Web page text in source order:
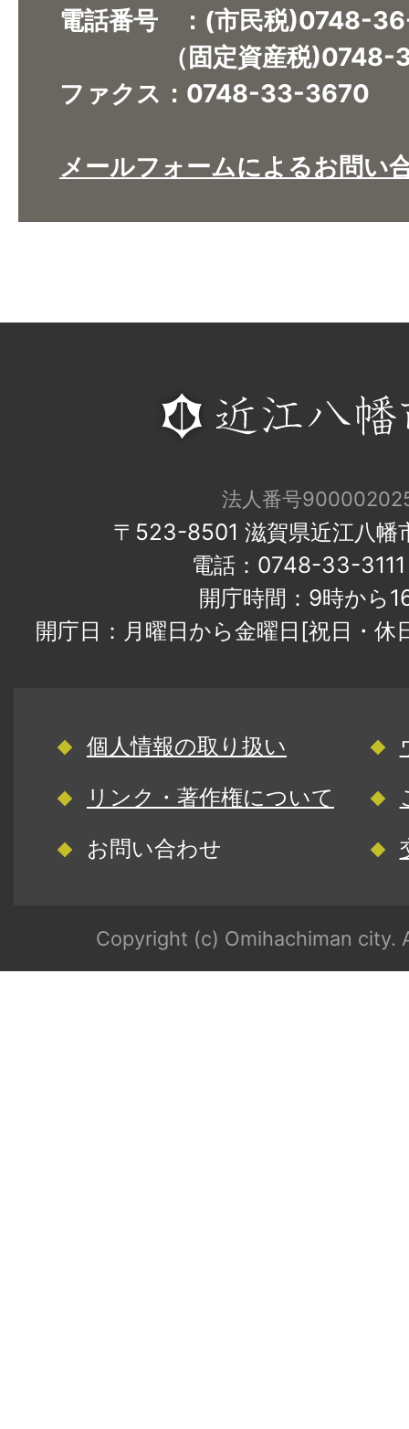
電話番号 ：(市民税)0748-
（固定資産税)0748-
ファクス：0748-33-3670​​​​​​​
メールフォームによるお問い
法人番号
〒523-8501 滋賀県近江八幡
電話：0748-33-
開庁時間：9時から
開庁日：月曜日から金曜日[祝日・
個人情報の取り扱い
リンク・著作権について
お問い合わせ
Copyright (c) Omihachiman city.